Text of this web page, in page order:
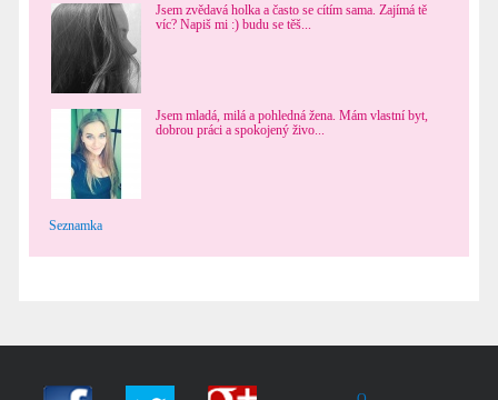
Jsem zvědavá holka a často se cítím sama. Zajímá tě
víc? Napiš mi :) budu se těš...
Jsem mladá, milá a pohledná žena. Mám vlastní byt,
dobrou práci a spokojený živo...
Seznamka